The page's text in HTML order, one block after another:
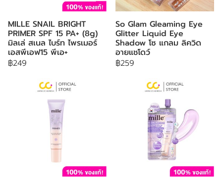
MILLE SNAIL BRIGHT
PRIMER SPF 15 PA+ (8g)
มิลเล่ สเนล ไบร์ท ไพรเมอร์
เอสพีเอฟ15 พีเอ+
฿249
So Glam Gleaming Eye
Glitter Liquid Eye
Shadow โซ แกลม ลิควิด
อายแชโดว์
฿259